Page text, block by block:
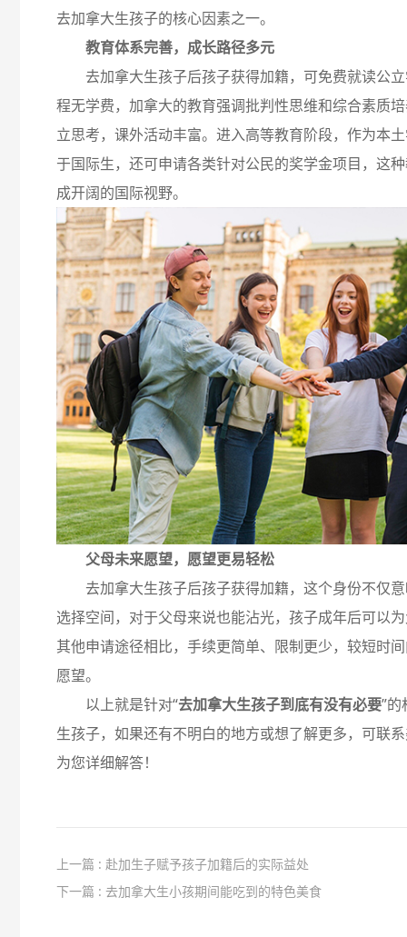
去加拿大生孩子的核心因素之一。
教育体系完善，成长路径多元
去加拿大生孩子后孩子获得加籍，可免费就读公立
程无学费，加拿大的教育强调批判性思维和综合素质
立思考，课外活动丰富。进入高等教育阶段，作为本
于国际生，还可申请各类针对公民的奖学金项目，这
成开阔的国际视野。
父母未来愿望， 愿望更易轻松
去加拿大生孩子后孩子获得加籍，这个身份不仅意
选择空间，对于父母来说也能沾光，孩子成年后可以
其他申请途径相比，手续更简单、限制更少，较短时
愿望。
以上就是针对“去加拿大生孩子到底有没有必要”
生孩子，如果还有不明白的地方或想了解更多，可联
为您详细解答！
上一篇 : 赴加生子赋予孩子加籍后的实际益处
下一篇 : 去加拿大生小孩期间能吃到的特色美食